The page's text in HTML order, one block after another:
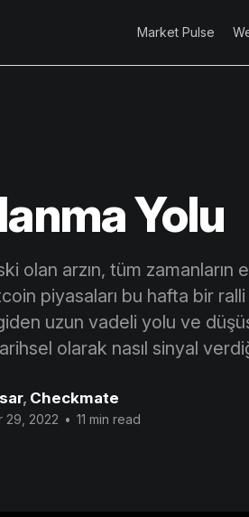
Market Pulse
Yolu
olan arzın, tüm
piyasaları bu hafta bir
uzun vadeli yolu ve
olarak nasıl sinyal
, Checkmate
29, 2022 • 11 min read